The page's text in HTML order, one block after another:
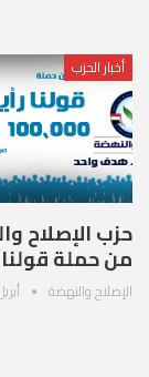
أخبار الحزب
حزب الإصلاح
من حملة قولنا رأيك
الإصلاح والنهضة أبريل 4,